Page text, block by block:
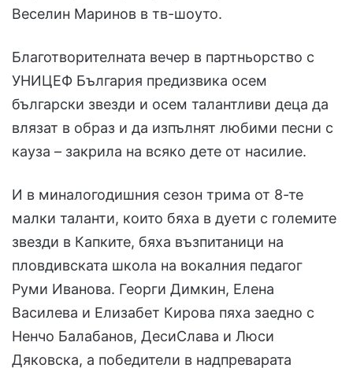
Веселин Маринов в тв-шоуто.
Благотворителната вечер в партньорство с
УНИЦЕФ България предизвика осем
български звезди и осем талантливи деца да
влязат в образ и да изпълнят любими песни с
кауза – закрила на всяко дете от насилие.
И в миналогодишния сезон трима от 8-те
малки таланти, които бяха в дуети с големите
звезди в Капките, бяха възпитаници на
пловдивската школа на вокалния педагог
Руми Иванова. Георги Димкин, Елена
Василева и Елизабет Кирова пяха заедно с
Ненчо Балабанов, ДесиСлава и Люси
Дяковска, а победители в надпреварата